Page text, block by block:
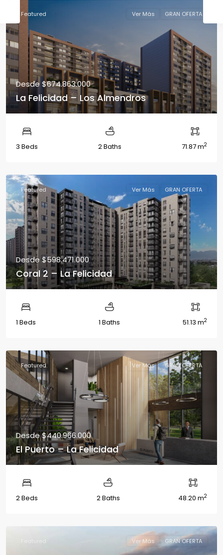
Featured Ver Más GRAN OFERTA
Desde$674.863.000
La Felicidad – Los Almendros
3 Beds 2 Baths 71.87 m2
Featured Ver Más GRAN OFERTA
Desde$598.471.000
Coral 2 – La Felicidad
1 Beds 1 Baths 51.13 m2
Featured Ver Más GRAN OFERTA
Desde$440.966.000
El Puerto – La Felicidad
2 Beds 2 Baths 48.20 m2
Featured Ver Más GRAN OFERTA